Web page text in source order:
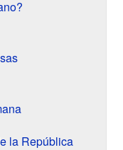
la República